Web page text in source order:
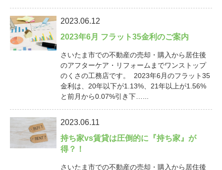
2023.06.12
2023年6月 フラット35金利のご案内
さいたま市での不動産の売却・購入から居住後
のアフターケア・リフォームまでワンストップ
のくさの工務店です。 2023年6月のフラット35
金利は、20年以下が1.13%、21年以上が1.56%
と前月から0.07%引き下…...
2023.06.11
持ち家vs賃貸は圧倒的に『持ち家』が
得？！
さいたま市での不動産の売却・購入から居住後